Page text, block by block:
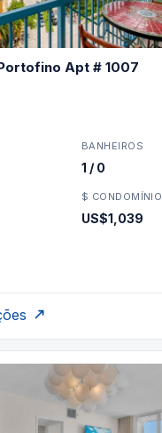
Apt # 1007
BANHEIROS
1 / 0
$ CONDOMÍNIO
US$1,039